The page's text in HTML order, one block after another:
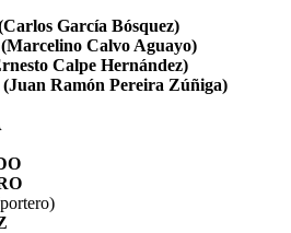
García Bósquez)
Calvo Aguayo)
Calpe Hernández)
Ramón Pereira Zúñiga)